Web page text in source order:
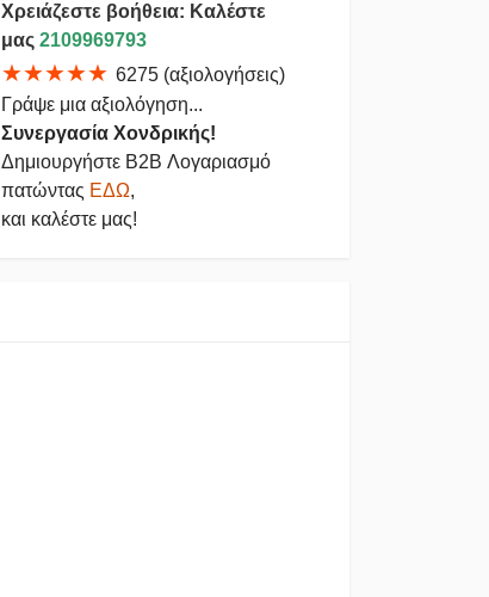
Χρειάζεστε βοήθεια: Καλέστε
μας 2109969793
★★★★★ 6275 (αξιολογήσεις)
Γράψε μια αξιολόγηση...
Συνεργασία Χονδρικής!
Δημιουργήστε B2B Λογαριασμό
πατώντας ΕΔΩ,
και καλέστε μας!